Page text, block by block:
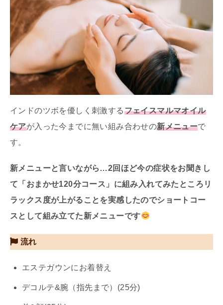
インドのツボを優しく刺激するフェイスマルマオイル
ケアが入った今までに無い組み合わせの新メニューで
す。
新メニューと言いながら…2回ほど今の症状をお聞きし
て「おまかせ120分コース」に組み入れてみたところリ
ラックス度が上がることを実感したのでショートコー
スとして組み立てた新メニューです
流れ
エステガウンにお着替え
デコルテ&腕（指先まで）(25分)